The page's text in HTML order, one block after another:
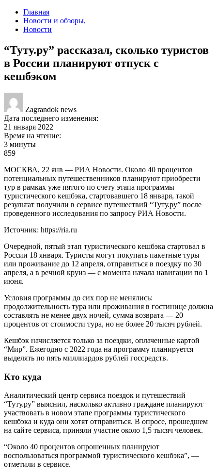
Главная
Новости и обзоры,
Новости
“Туту.ру” рассказал, сколько туристов
в России планируют отпуск с
кешбэком
Zagrandok news
Дата последнего изменения:
21 января 2022
Время на чтение:
3 минуты
859
МОСКВА, 22 янв — РИА Новости. Около 40 процентов
потенциальных путешественников планируют приобрести
тур в рамках уже пятого по счету этапа программы
туристического кешбэка, стартовавшего 18 января, такой
результат получили в сервисе путешествий “Туту.ру” после
проведенного исследования по запросу РИА Новости.
Источник: https://ria.ru
Очередной, пятый этап туристического кешбэка стартовал в
России 18 января. Туристы могут покупать пакетные туры
или проживание до 12 апреля, отправиться в поездку по 30
апреля, а в речной круиз — с момента начала навигации по 1
июня.
Условия программы до сих пор не менялись:
продолжительность тура или проживания в гостинице должна
составлять не менее двух ночей, сумма возврата — 20
процентов от стоимости тура, но не более 20 тысяч рублей.
Кешбэк начисляется только за поездки, оплаченные картой
“Мир”. Ежегодно с 2022 года на программу планируется
выделять по пять миллиардов рублей госсредств.
Кто куда
Аналитический центр сервиса поездок и путешествий
“Туту.ру” выяснил, насколько активно граждане планируют
участвовать в новом этапе программы туристического
кешбэка и куда они хотят отправиться. В опросе, прошедшем
на сайте сервиса, приняли участие около 1,5 тысяч человек.
“Около 40 процентов опрошенных планируют
воспользоваться программой туристического кешбэка”, —
отметили в сервисе.